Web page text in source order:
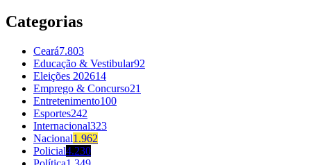
Categorias
Ceará7.803
Educação & Vestibular92
Eleições 202614
Emprego & Concurso21
Entretenimento100
Esportes242
Internacional323
Nacional1.962
Policial4.230